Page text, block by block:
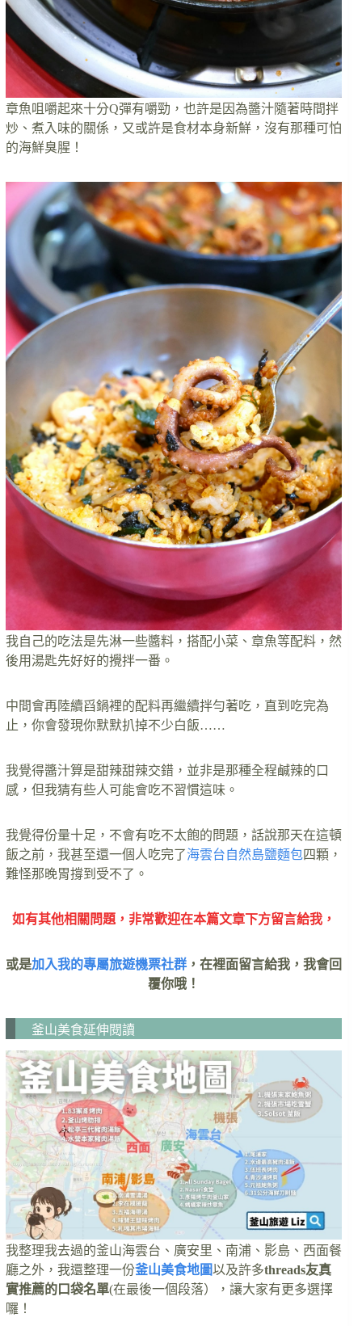
章魚咀嚼起來十分Q彈有嚼勁，也許是因為醬汁隨著時間拌
炒、煮入味的關係，又或許是食材本身新鮮，沒有那種可怕
的海鮮臭腥！
我自己的吃法是先淋一些醬料，搭配小菜、章魚等配料，然
後用湯匙先好好的攪拌一番。
中間會再陸續舀鍋裡的配料再繼續拌勻著吃，直到吃完為
止，你會發現你默默扒掉不少白飯……
我覺得醬汁算是甜辣甜辣交錯，並非是那種全程鹹辣的口
感，但我猜有些人可能會吃不習慣這味。
我覺得份量十足，不會有吃不太飽的問題，話說那天在這頓
飯之前，我甚至還一個人吃完了海雲台自然島鹽麵包四顆，
難怪那晚胃撐到受不了。
如有其他相關問題，非常歡迎在本篇文章下方留言給我，
或是加入我的專屬旅遊機票社群 ，在裡面留言給我，我會回
覆你哦！
釜山美食延伸閱讀
我整理我去過的釜山海雲台、廣安里、南浦、影島、西面餐
廳之外，我還整理一份釜山美食地圖以及許多threads友真
實推薦的口袋名單(在最後一個段落），讓大家有更多選擇
囉！